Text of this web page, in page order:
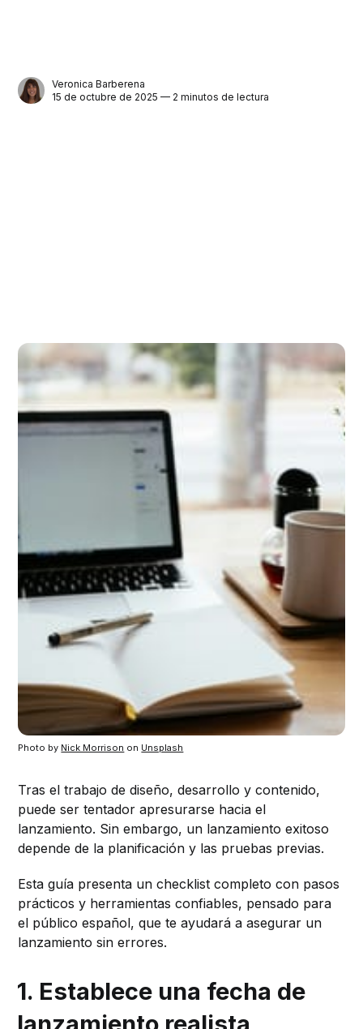
Veronica Barberena
15 de octubre de 2025 — 2 minutos de lectura
Photo by Nick Morrison on Unsplash
Tras el trabajo de diseño, desarrollo y contenido,
puede ser tentador apresurarse hacia el
lanzamiento. Sin embargo, un lanzamiento exitoso
depende de la planificación y las pruebas previas.
Esta guía presenta un checklist completo con pasos
prácticos y herramientas confiables, pensado para
el público español, que te ayudará a asegurar un
lanzamiento sin errores.
1. Establece una fecha de